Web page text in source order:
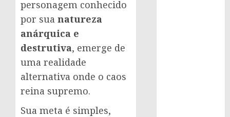
personagem conhecido
por sua natureza
anárquica e
destrutiva, emerge de
uma realidade
alternativa onde o caos
reina supremo.
Sua meta é simples,